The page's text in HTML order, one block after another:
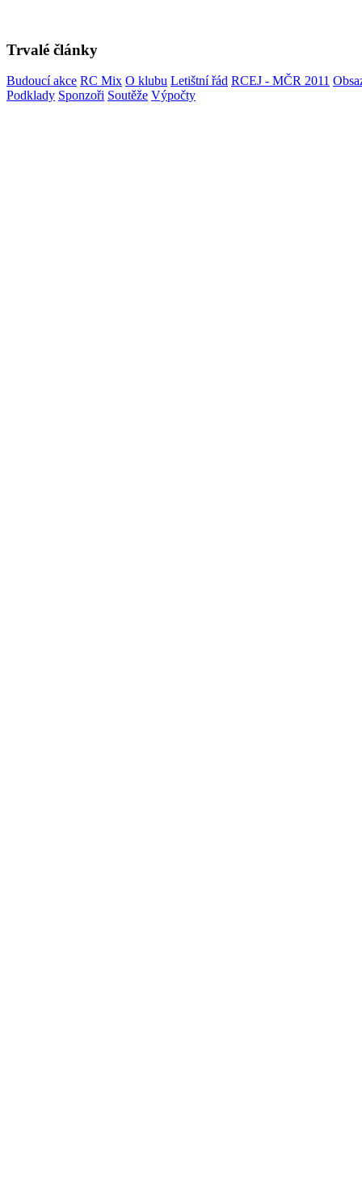
Trvalé články
Budoucí akce RC Mix O klubu Letištní řád RCEJ - MČR 2011
Podklady Sponzoři Soutěže Výpočty